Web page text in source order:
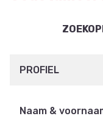
PROFIEL
Naam &